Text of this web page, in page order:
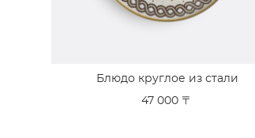
Блюдо круглое из стали
47 000 〒